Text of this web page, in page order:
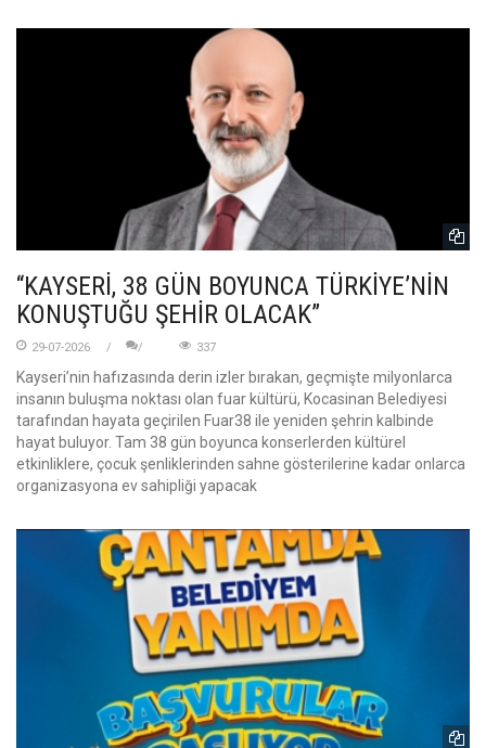
“KAYSERİ, 38 GÜN BOYUNCA TÜRKİYE’NİN
KONUŞTUĞU ŞEHİR OLACAK”
29-07-2026 337
Kayseri’nin hafızasında derin izler bırakan, geçmişte milyonlarca
insanın buluşma noktası olan fuar kültürü, Kocasinan Belediyesi
tarafından hayata geçirilen Fuar38 ile yeniden şehrin kalbinde
hayat buluyor. Tam 38 gün boyunca konserlerden kültürel
etkinliklere, çocuk şenliklerinden sahne gösterilerine kadar onlarca
organizasyona ev sahipliği yapacak